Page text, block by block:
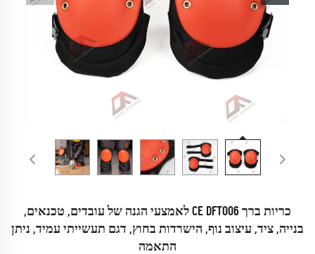
כריות ברך CE DFT006 לאמצעי הגנה של עובדים, טכנאים,
בנייה, ציד, עיצוב נוף, הישרדות בחוץ, דגם תעשייתי עמיד, ניתן
התאמה